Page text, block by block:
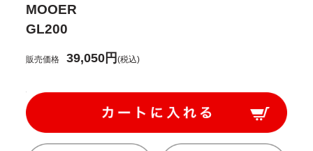
MOOER
GL200
販売価格 39,050円(税込)